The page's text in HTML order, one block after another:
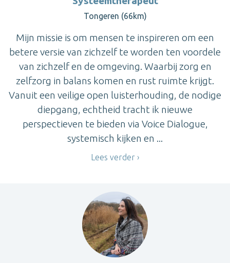
Tongeren (66km)
Mijn missie is om mensen te inspireren om een
betere versie van zichzelf te worden ten voordele
van zichzelf en de omgeving. Waarbij zorg en
zelfzorg in balans komen en rust ruimte krijgt.
Vanuit een veilige open luisterhouding, de nodige
diepgang, echtheid tracht ik nieuwe
perspectieven te bieden via Voice Dialogue,
systemisch kijken en ...
Lees verder